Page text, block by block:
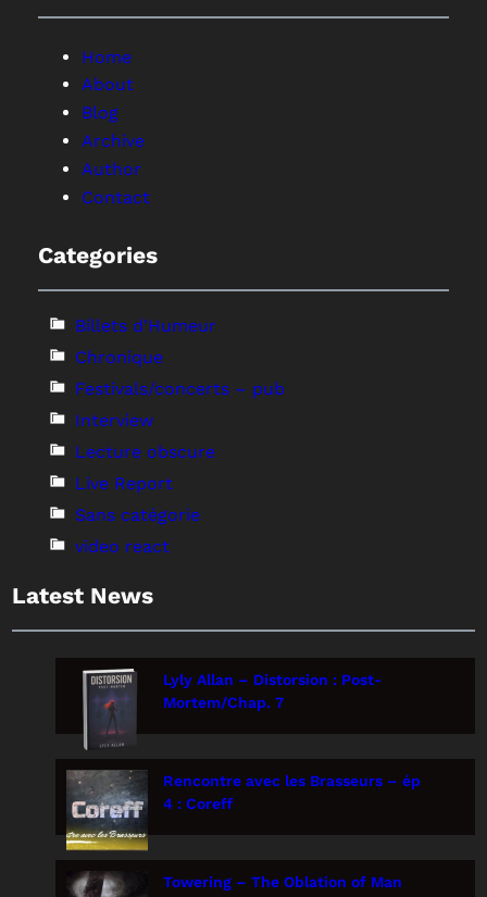
Home
About
Blog
Archive
Author
Contact
Categories
Billets d'Humeur
Chronique
Festivals/concerts – pub
Interview
Lecture obscure
Live Report
Sans catégorie
video react
Latest News
Lyly Allan – Distorsion : Post-
Mortem/Chap. 7
Rencontre avec les Brasseurs – ép
4 : Coreff
Towering – The Oblation of Man